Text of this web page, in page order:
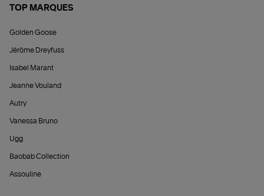
TOP MARQUES
Golden Goose
Jérôme Dreyfuss
Isabel Marant
Jeanne Vouland
Autry
Vanessa Bruno
Ugg
Baobab Collection
Assouline